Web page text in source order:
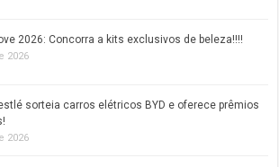
2026: Concorra a kits exclusivos de beleza!!!!
2026
sorteia carros elétricos BYD e oferece prêmios
2026